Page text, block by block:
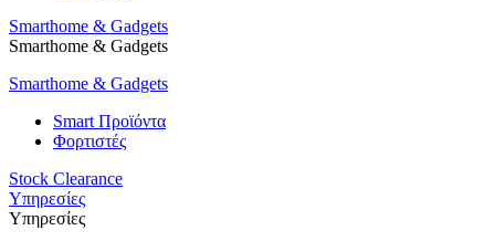
Smarthome & Gadgets
Smarthome & Gadgets
Smarthome & Gadgets
Smart Προϊόντα
Φορτιστές
Stock Clearance
Υπηρεσίες
Υπηρεσίες